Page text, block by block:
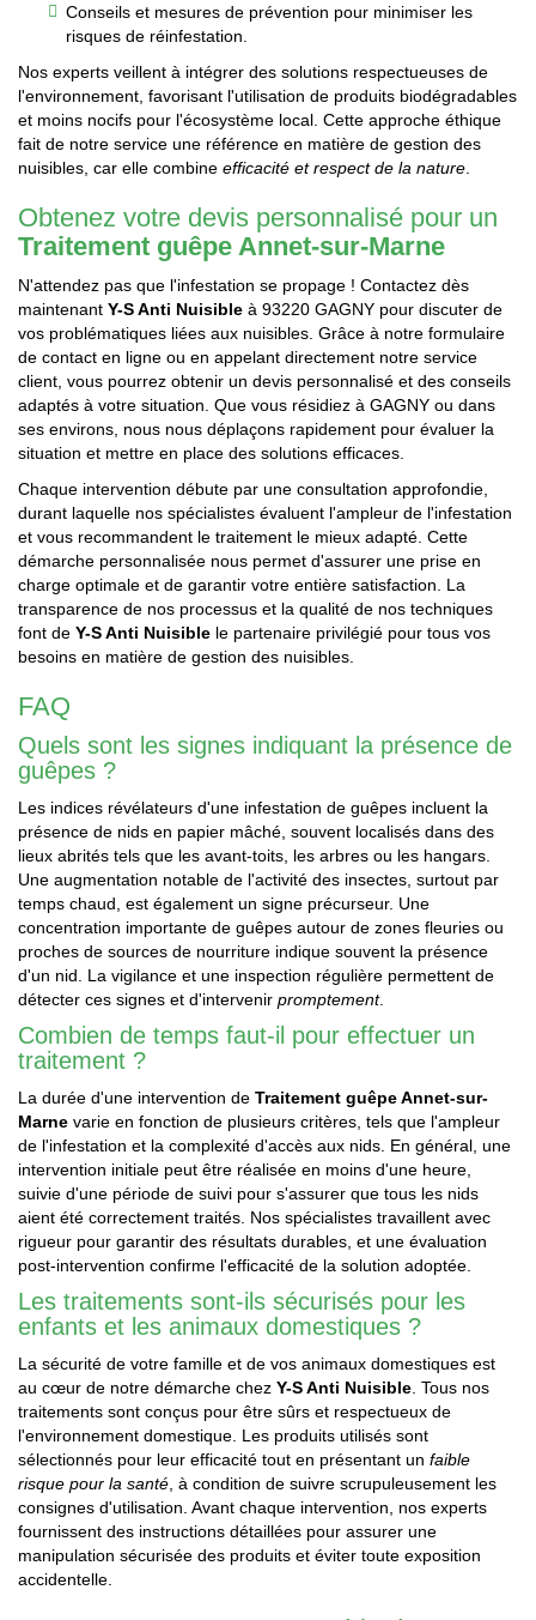
Conseils et mesures de prévention pour minimiser les
risques de réinfestation.
Nos experts veillent à intégrer des solutions respectueuses de
l'environnement, favorisant l'utilisation de produits biodégradables
et moins nocifs pour l'écosystème local. Cette approche éthique
fait de notre service une référence en matière de gestion des
nuisibles, car elle combine efficacité et respect de la nature
Obtenez votre devis personnalisé pour un
Traitement guêpe Annet-sur-Marne
N'attendez pas que l'infestation se propage ! Contactez dès
maintenant Y-S Anti Nuisible à 93220 GAGNY pour discuter de
vos problématiques liées aux nuisibles. Grâce à notre formulaire
de contact en ligne ou en appelant directement notre service
client, vous pourrez obtenir un devis personnalisé et des conseils
adaptés à votre situation. Que vous résidiez à GAGNY ou dans
ses environs, nous nous déplaçons rapidement pour évaluer la
situation et mettre en place des solutions efficaces.
Chaque intervention débute par une consultation approfondie,
durant laquelle nos spécialistes évaluent l'ampleur de l'infestation
et vous recommandent le traitement le mieux adapté. Cette
démarche personnalisée nous permet d'assurer une prise en
charge optimale et de garantir votre entière satisfaction. La
transparence de nos processus et la qualité de nos techniques
font de Y-S Anti Nuisible le partenaire privilégié pour tous vos
besoins en matière de gestion des nuisibles.
FAQ
Quels sont les signes indiquant la présence de
guêpes ?
Les indices révélateurs d'une infestation de guêpes incluent la
présence de nids en papier mâché, souvent localisés dans des
lieux abrités tels que les avant-toits, les arbres ou les hangars.
Une augmentation notable de l'activité des insectes, surtout par
temps chaud, est également un signe précurseur. Une
concentration importante de guêpes autour de zones fleuries ou
proches de sources de nourriture indique souvent la présence
d'un nid. La vigilance et une inspection régulière permettent de
détecter ces signes et d'intervenir promptement.
Combien de temps faut-il pour effectuer un
traitement ?
La durée d'une intervention de Traitement guêpe Annet-sur-
Marne varie en fonction de plusieurs critères, tels que l'ampleur
de l'infestation et la complexité d'accès aux nids. En général, une
intervention initiale peut être réalisée en moins d'une heure,
suivie d'une période de suivi pour s'assurer que tous les nids
aient été correctement traités. Nos spécialistes travaillent avec
rigueur pour garantir des résultats durables, et une évaluation
post-intervention confirme l'efficacité de la solution adoptée.
Les traitements sont-ils sécurisés pour les
enfants et les animaux domestiques ?
La sécurité de votre famille et de vos animaux domestiques est
au cœur de notre démarche chez Y-S Anti Nuisible . Tous nos
traitements sont conçus pour être sûrs et respectueux de
l'environnement domestique. Les produits utilisés sont
sélectionnés pour leur efficacité tout en présentant un faible
risque pour la santé , à condition de suivre scrupuleusement les
consignes d'utilisation. Avant chaque intervention, nos experts
fournissent des instructions détaillées pour assurer une
manipulation sécurisée des produits et éviter toute exposition
accidentelle.